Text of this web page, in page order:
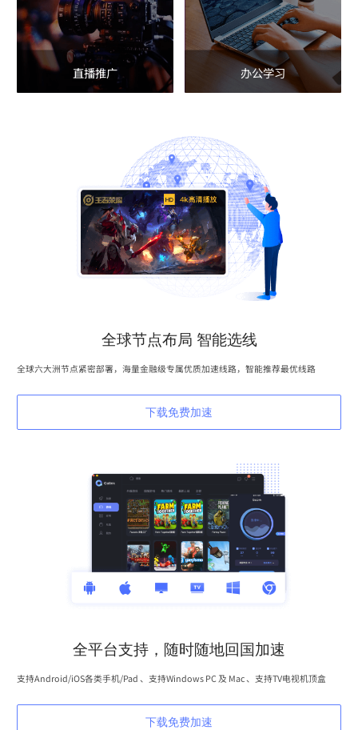
直播推广 办公学习
全球节点布局 智能选线
全球六大洲节点紧密部署，海量金融级专属优质加速线路，智能推荐最优线路
下载免费加速
全平台支持，随时随地回国加速
支持Android/iOS各类手机/Pad 、支持Windows PC 及 Mac 、支持TV电视机顶盒
下载免费加速